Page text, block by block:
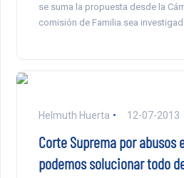
se suma la propuesta desde la
comisión de Familia sea
Helmuth Huerta 12-07-2013
Corte Suprema por abusos
podemos solucionar todo